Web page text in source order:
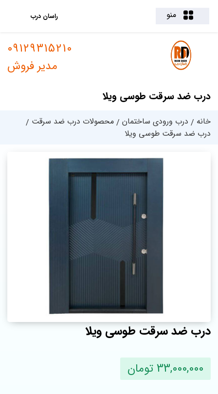
منو راسان درب
درب ضد سرقت طوسی ویلا
09129315210
مدیر فروش
خانه درب ورودی ساختمان
محصولات درب ضد سرقت
درب ضد سرقت طوسی ویلا
درب ضد سرقت طوسی ویلا
33,000,000 تومان